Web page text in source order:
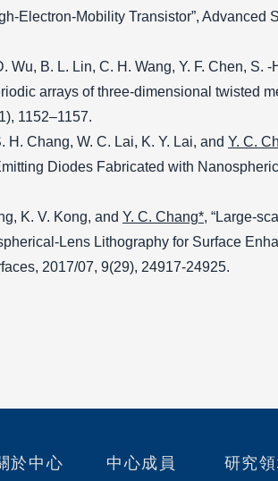
Transistor”, Advanced
Wu, B. L. Lin, C. H. Wang, Y. F. Chen, S. -
arrays of three-dimensional twisted
1152–1157.
H. Chang, W. C. Lai, K. Y. Lai, and Y. C.
Diodes Fabricated with
K. V. Kong, and Y. C. Chang*, “Large-
Lens Lithography for Surface
2017/07, 9(29), 24917-24925.
於中心 中心成員 研究